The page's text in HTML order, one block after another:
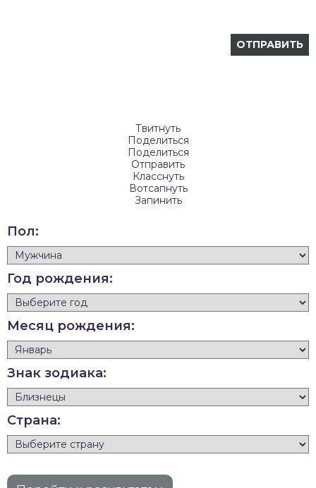
Твитнуть
Поделиться
Поделиться
Отправить
Класснуть
Вотсапнуть
Запинить
Пол:
Год рождения:
Месяц рождения:
Знак зодиака:
Страна: